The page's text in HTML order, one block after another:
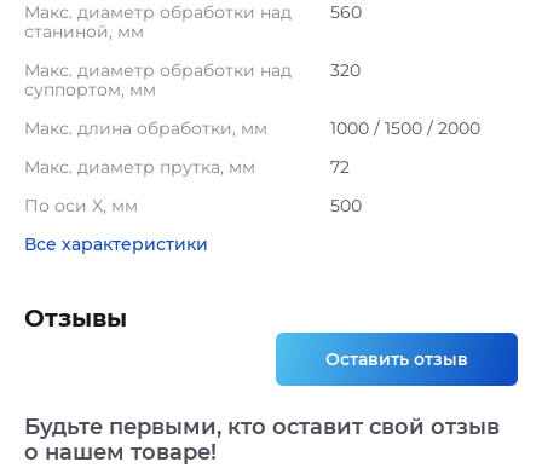
Макс. диаметр обработки над
станиной, мм
560
Макс. диаметр обработки над
суппортом, мм
320
Макс. длина обработки, мм
1000 / 1500 / 2000
Макс. диаметр прутка, мм
72
По оси X, мм
500
Все характеристики
Отзывы
Оставить отзыв
Будьте первыми, кто оставит свой отзыв
о нашем товаре!